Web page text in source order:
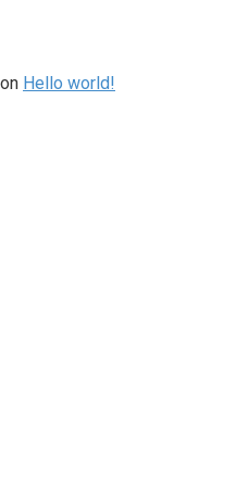
on Hello world!